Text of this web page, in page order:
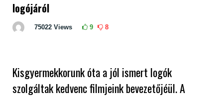
logójáról
75022 Views 9 8
Kisgyermekkorunk óta a jól ismert logók
szolgáltak kedvenc filmjeink bevezetőjéül. A